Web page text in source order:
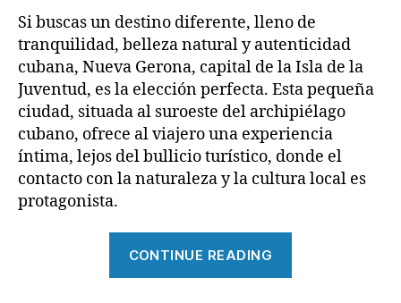
Si buscas un destino diferente, lleno de
tranquilidad, belleza natural y autenticidad
cubana, Nueva Gerona, capital de la Isla de la
Juventud, es la elección perfecta. Esta pequeña
ciudad, situada al suroeste del archipiélago
cubano, ofrece al viajero una experiencia
íntima, lejos del bullicio turístico, donde el
contacto con la naturaleza y la cultura local es
protagonista.
CONTINUE READING